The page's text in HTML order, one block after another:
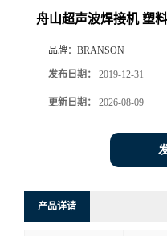
舟山超声波焊接机 塑
品牌： BRANSON
发布日期： 2019-12-31
更新日期： 2026-08-09
产品详请